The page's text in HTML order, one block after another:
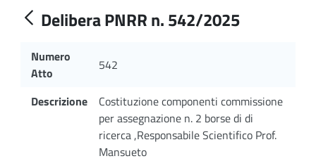
Delibera PNRR n. 542/2025
Numero
Atto
542
Descrizione
Costituzione componenti commissione
per assegnazione n. 2 borse di di
ricerca ,Responsabile Scientifico Prof.
Mansueto